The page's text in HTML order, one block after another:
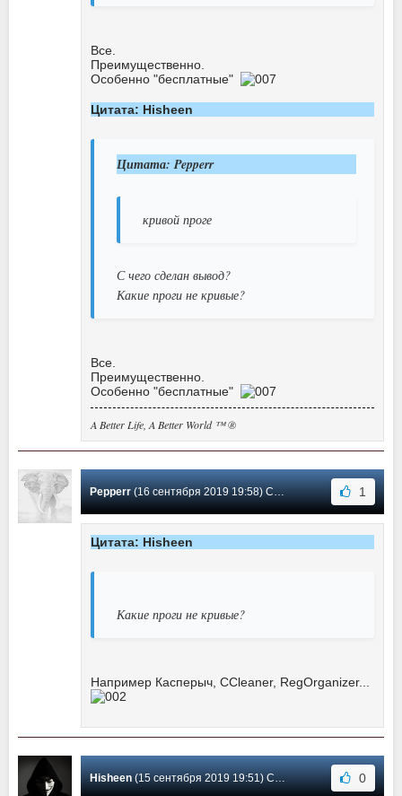
Все.
Преимущественно.
Особенно "бесплатные"
Цитата: Hisheen
Цитата: Pepperr
кривой проге
С чего сделан вывод?
Какие проги не кривые?
Все.
Преимущественно.
Особенно "бесплатные"
A Better Life, A Better World ™ ®
Pepperr(16 сентября 2019 19:58) Сообщение #105 1
Цитата: Hisheen
Какие проги не кривые?
Например Касперыч, CCleaner, RegOrganizer...
Hisheen(15 сентября 2019 19:51) Сообщение #104 0